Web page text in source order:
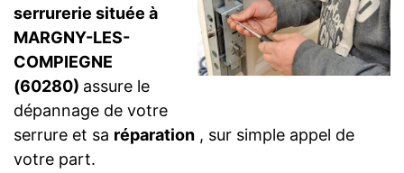
serrurerie située à
MARGNY-LES-
COMPIEGNE
(60280) assure le
dépannage de votre
serrure et sa réparation , sur simple appel de
votre part.